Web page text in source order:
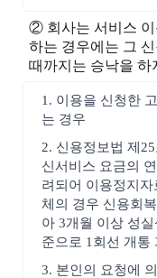
② 회사는 서비스 이
하는 경우에는 그
때까지는 승낙을 하
1. 이용을 신청한
는 경우
2. 신용정보법 제
신서비스 요금의
려되어 이용정지
체의 경우 신용회
아 3개월 이상 성
준으로 1회선 개통
3. 본인의 요청에